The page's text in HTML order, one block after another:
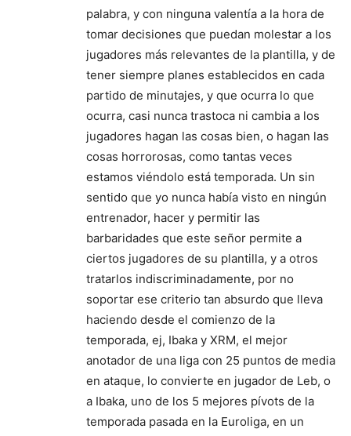
palabra, y con ninguna valentía a la hora de
tomar decisiones que puedan molestar a los
jugadores más relevantes de la plantilla, y de
tener siempre planes establecidos en cada
partido de minutajes, y que ocurra lo que
ocurra, casi nunca trastoca ni cambia a los
jugadores hagan las cosas bien, o hagan las
cosas horrorosas, como tantas veces
estamos viéndolo está temporada. Un sin
sentido que yo nunca había visto en ningún
entrenador, hacer y permitir las
barbaridades que este señor permite a
ciertos jugadores de su plantilla, y a otros
tratarlos indiscriminadamente, por no
soportar ese criterio tan absurdo que lleva
haciendo desde el comienzo de la
temporada, ej, Ibaka y XRM, el mejor
anotador de una liga con 25 puntos de media
en ataque, lo convierte en jugador de Leb, o
a Ibaka, uno de los 5 mejores pívots de la
temporada pasada en la Euroliga, en un